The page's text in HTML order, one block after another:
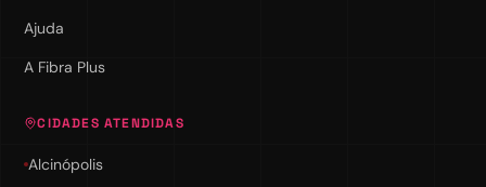
Ajuda
A Fibra Plus
CIDADES ATENDIDAS
Alcinópolis